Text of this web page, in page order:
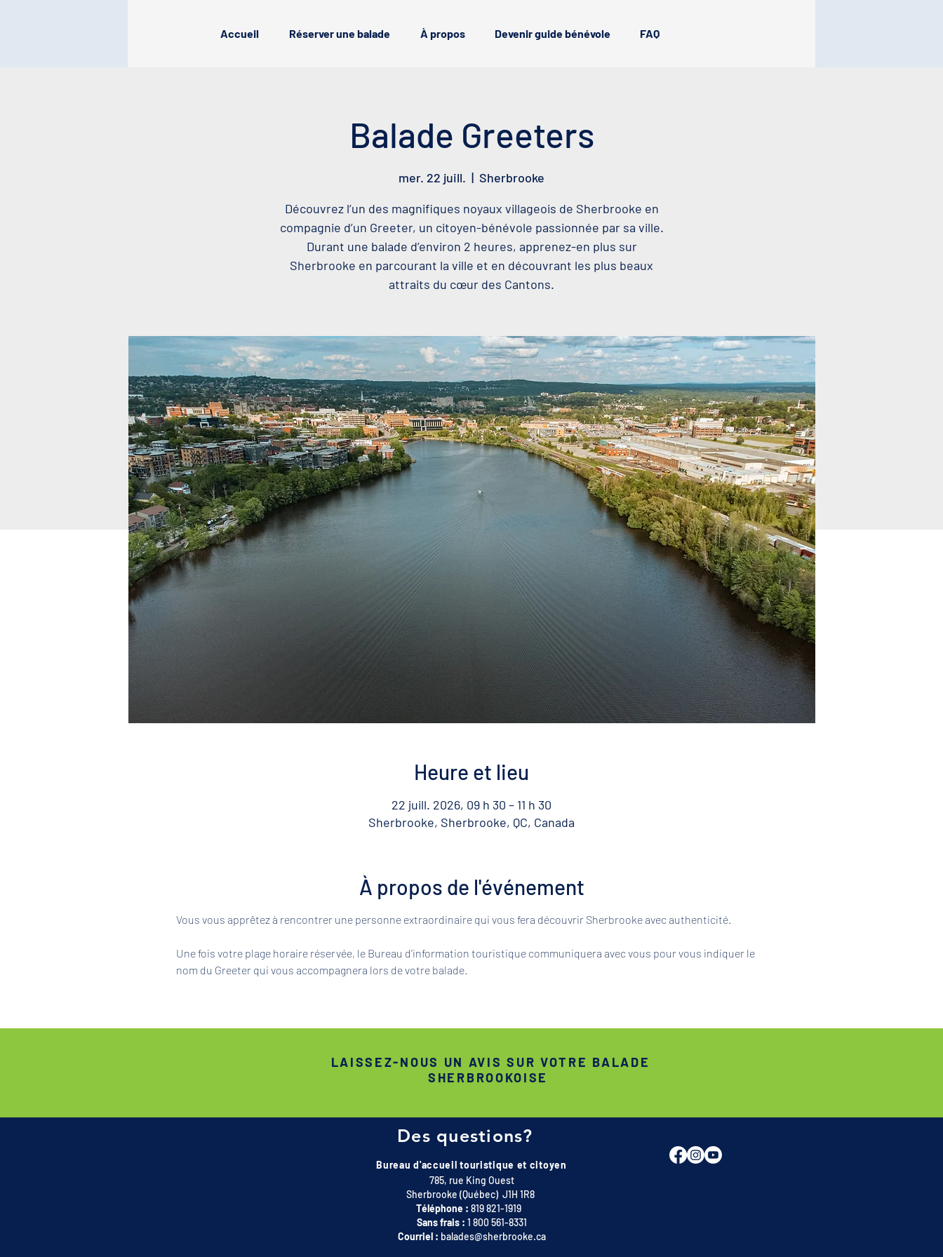
Accueil Réserver une balade À propos Devenir guide bénévole FAQ
Balade Greeters
mer. 22 juill.
  |
Sherbrooke
Découvrez l’un des magnifiques noyaux villageois de Sherbrooke en
compagnie d’un Greeter, un citoyen-bénévole passionnée par sa ville.
Durant une balade d’environ 2 heures, apprenez-en plus sur
Sherbrooke en parcourant la ville et en découvrant les plus beaux
attraits du cœur des Cantons.
Heure et lieu
22 juill. 2026, 09 h 30 – 11 h 30
Sherbrooke, Sherbrooke, QC, Canada
À propos de l'événement
Vous vous apprêtez à rencontrer une personne extraordinaire qui vous fera découvrir Sherbrooke avec authenticité.
Une fois votre plage horaire réservée, le Bureau d'information touristique communiquera avec vous pour vous indiquer le
nom du Greeter qui vous accompagnera lors de votre balade.
Des questions?
Bureau d'accueil touristique et citoyen
785, rue King Ouest
Sherbrooke (Québec) J1H 1R8
Téléphone : 819 821-1919
Sans frais : 1 800 561-8331
Courriel : balades@sherbrooke.ca
LAISSEZ-NOUS UN AVIS SUR VOTRE BALADE
SHERBROOKOISE